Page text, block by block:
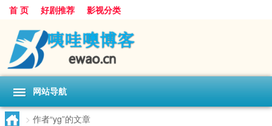
首 页 好剧推荐 影视分类
网站导航
> 作者“yg”的文章